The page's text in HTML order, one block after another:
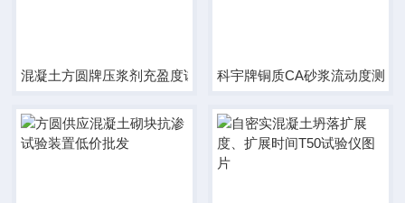
混凝土方圆牌压浆剂充盈度试验仪生产厂家科宇牌铜质CA砂浆流动度测定